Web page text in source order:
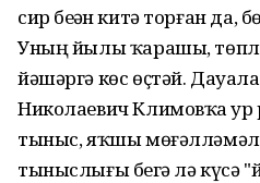
сир беҙҙән китә торған да,
Уның йылы ҡарашы, төплө
йәшәргә көс өҫтәй.
Николаевич Климовҡа
тыныс, яҡшы
тыныслығы беҙгә лә күсә